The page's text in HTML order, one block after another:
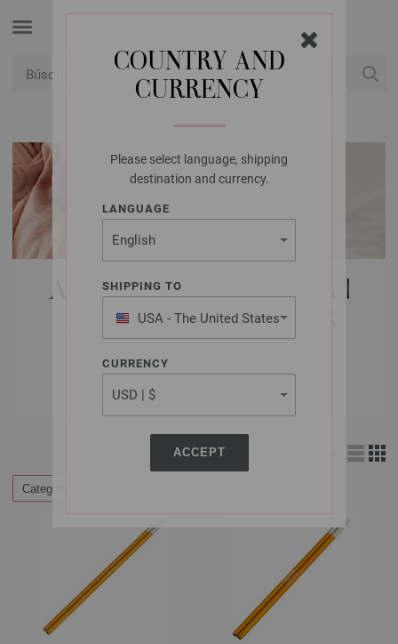
COUNTRY AND
CURRENCY
Please select language, shipping
destination and currency.
LANGUAGE
SHIPPING TO
USA - The United States
of America
CURRENCY
ACCEPT
AGUJAS LANA GROSSA |
AGUJAS CIRCOLARES
INTERCAMBIABLES |
ALUMINIO RAINBOW
Categorías